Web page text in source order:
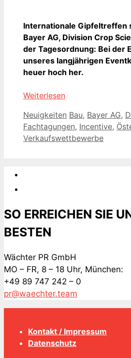
Internationale Gipfeltreffen
Bayer AG, Division Crop
der Tagesordnung: Bei der
unseres langjährigen
heuer hoch her.
Weiterlesen
Kategorien
Neuigkeiten Schlagwörter
Bau, Bayer AG,
Fachtagungen, Incentive,
Verkaufswettbewerbe
SO ERREICHEN SIE
BESTEN
Wächter PR GmbH
MO – FR, 8 – 18 Uhr, München:
+49 89 747 242 – 0
pr@waechter.team
Kontakt / Impressum
Datenschutz